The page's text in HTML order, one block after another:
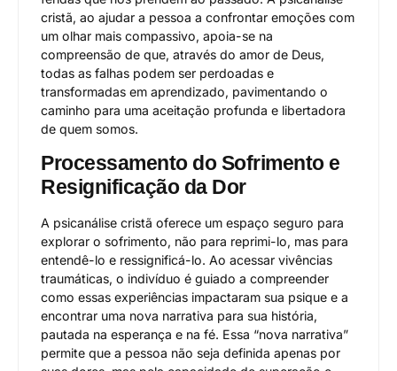
cristã, ao ajudar a pessoa a confrontar emoções com
um olhar mais compassivo, apoia-se na
compreensão de que, através do amor de Deus,
todas as falhas podem ser perdoadas e
transformadas em aprendizado, pavimentando o
caminho para uma aceitação profunda e libertadora
de quem somos.
Processamento do Sofrimento e
Resignificação da Dor
A psicanálise cristã oferece um espaço seguro para
explorar o sofrimento, não para reprimi-lo, mas para
entendê-lo e ressignificá-lo. Ao acessar vivências
traumáticas, o indivíduo é guiado a compreender
como essas experiências impactaram sua psique e a
encontrar uma nova narrativa para sua história,
pautada na esperança e na fé. Essa “nova narrativa”
permite que a pessoa não seja definida apenas por